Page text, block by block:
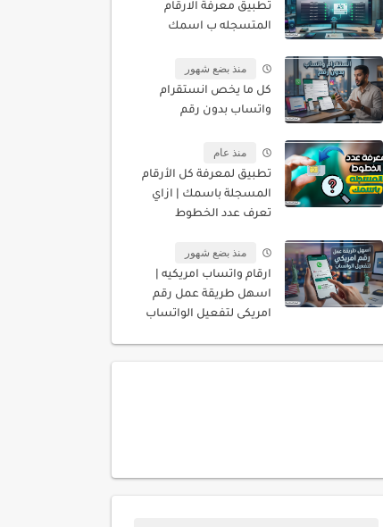
تطبيق معرفة الارقام
المتسجله ب اسمك
منذ بضع شهور
كل ما يخص انستقرام
واتساب بدون رقم
منذ عام
تطبيق لمعرفة كل الأرقام
المسجلة باسمك | ازاي
تعرف عدد الخطوط
منذ بضع شهور
ارقام واتساب امريكيه |
اسهل طريقة عمل رقم
امريكى لتفعيل الواتساب